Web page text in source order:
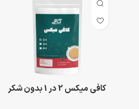
کافی میکس 2 در 1 بدون شکر